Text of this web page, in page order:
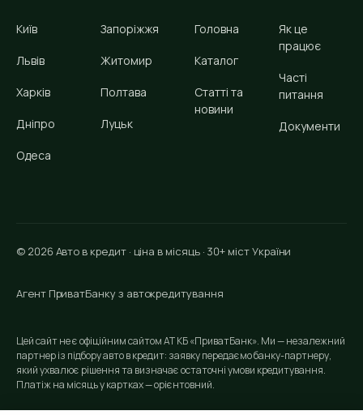
Київ
Львів
Харків
Дніпро
Одеса
Запоріжжя
Житомир
Полтава
Луцьк
Головна
Каталог
Статті та
новини
Як це
працює
Часті
питання
Документи
© 2026 Авто в кредит · ціна в місяць · 30+ міст України
Агент ПриватБанку з автокредитування
Цей сайт не є офіційним сайтом АТ КБ «ПриватБанк». Ми — незалежний
партнер із підбору авто в кредит: заявку передаємо банку-партнеру,
який ухвалює рішення та визначає остаточні умови кредитування.
Платіж на місяць у картках — орієнтовний.